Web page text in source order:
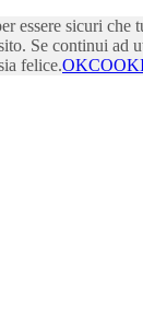
essere sicuri che
Se continui ad
felice.OK